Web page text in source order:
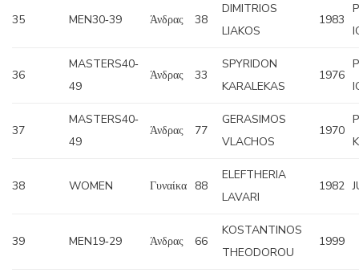
35 MEN30‐39 Άνδρας 38
DIMITRIOS
LIAKOS
1983
36
MASTERS40‐
49
Άνδρας 33
SPYRIDON
KARALEKAS
1976
37
MASTERS40‐
49
Άνδρας 77
GERASIMOS
VLACHOS
1970
38 WOMEN Γυναίκα 88
ELEFTHERIA
LAVARI
1982
39 MEN19‐29 Άνδρας 66
KOSTANTINOS
THEODOROU
1999